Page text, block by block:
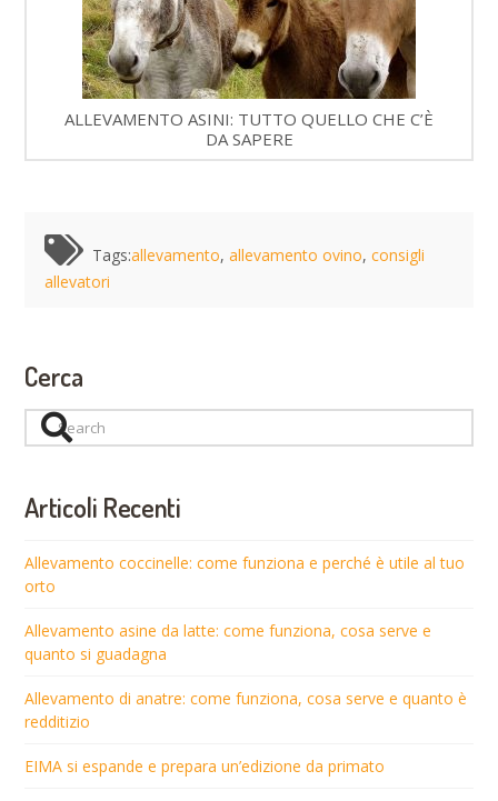
ALLEVAMENTO ASINI: TUTTO QUELLO CHE C’È
DA SAPERE
Tags:allevamento,allevamento ovino,consigli
allevatori
Cerca
Search
Articoli Recenti
Allevamento coccinelle: come funziona e perché è utile al tuo
orto
Allevamento asine da latte: come funziona, cosa serve e
quanto si guadagna
Allevamento di anatre: come funziona, cosa serve e quanto è
redditizio
EIMA si espande e prepara un’edizione da primato